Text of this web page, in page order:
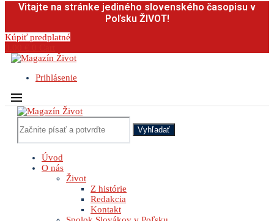
Vitajte na stránke jediného slovenského časopisu v
Poľsku ŽIVOT!
Kúpiť predplatné
Prihlásenie
Vyhľadať
Úvod
O nás
Život
Z histórie
Redakcia
Kontakt